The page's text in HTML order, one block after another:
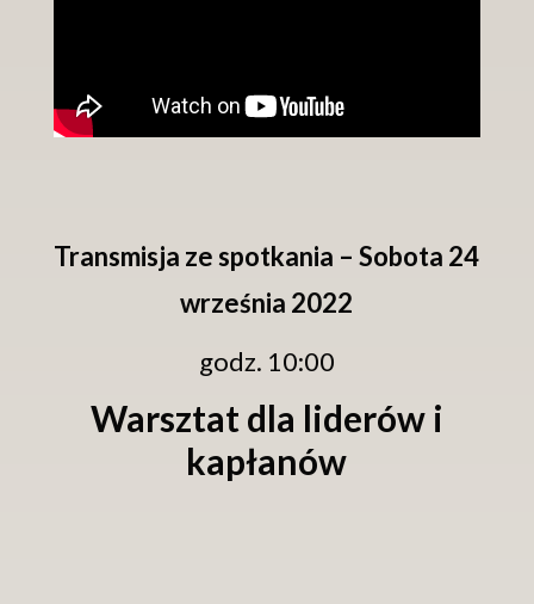
Transmisja ze spotkania – Sobota 24
września 2022
godz. 10:00
Warsztat dla liderów i
kapłanów